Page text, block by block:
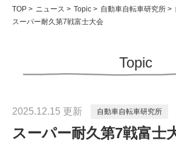
TOP > ニュース > Topic > 自動車自転車研究所 >
スーパー耐久第7戦富士大会
Topic
2025.12.15 更新 自動車自転車研究所
スーパー耐久第7戦富士